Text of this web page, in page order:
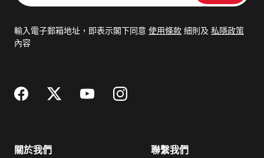
郵
輸入電子郵箱地址，即表示閣下同意 使用條款 細則及 私隱政策
內容
關於我們 聯繫我們